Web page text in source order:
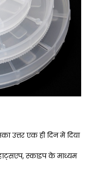
उत्तर एक ही दिन में दिया
स्काइप के माध्यम